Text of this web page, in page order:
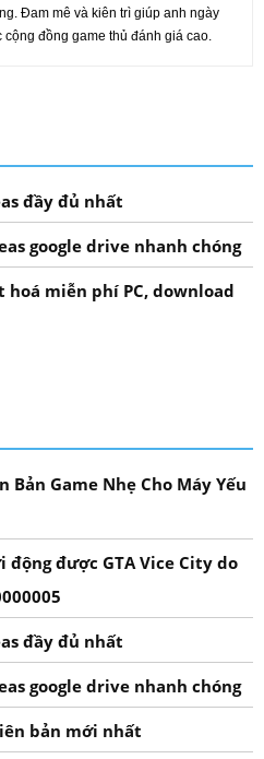
Đam mê và kiên trì giúp anh ngày
đồng game thủ đánh giá cao.
đầy đủ nhất
google drive nhanh chóng
hoá miễn phí PC, download
Bản Game Nhẹ Cho Máy Yếu
được GTA Vice City do
đầy đủ nhất
google drive nhanh chóng
bản mới nhất